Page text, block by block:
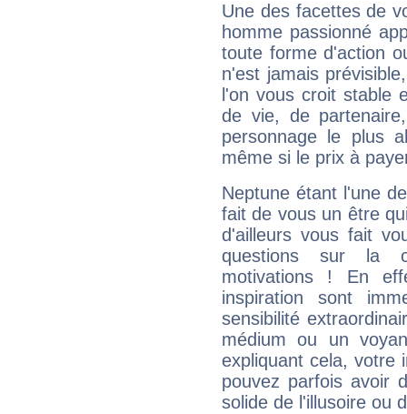
Une des facettes de
homme passionné
toute forme d'action
n'est jamais
l'on vous croit stable
de vie, de
personnage le plus
même si le prix à
Neptune étant l'une
fait de vous un être
d'ailleurs vous fait
questions sur la
motivations ! En
inspiration sont
sensibilité
médium ou un
expliquant cela, votre
pouvez parfois avoir
solide de l'illusoire ou